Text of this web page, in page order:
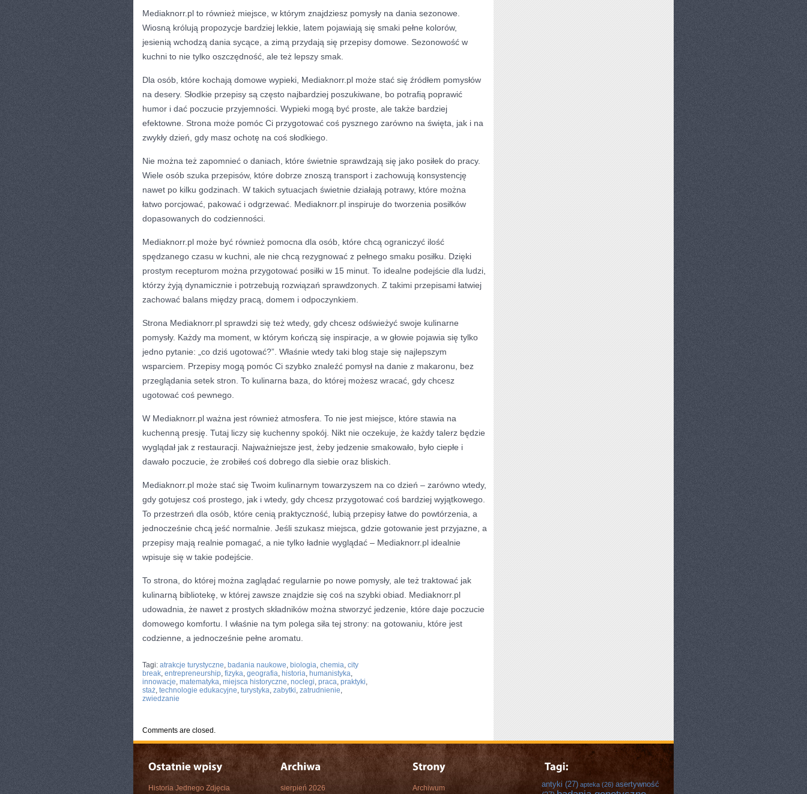
Mediaknorr.pl to również miejsce, w którym znajdziesz pomysły na dania sezonowe.
Wiosną królują propozycje bardziej lekkie, latem pojawiają się smaki pełne kolorów,
jesienią wchodzą dania sycące, a zimą przydają się przepisy domowe. Sezonowość w
kuchni to nie tylko oszczędność, ale też lepszy smak.
Dla osób, które kochają domowe wypieki, Mediaknorr.pl może stać się źródłem pomysłów
na desery. Słodkie przepisy są często najbardziej poszukiwane, bo potrafią poprawić
humor i dać poczucie przyjemności. Wypieki mogą być proste, ale także bardziej
efektowne. Strona może pomóc Ci przygotować coś pysznego zarówno na święta, jak i na
zwykły dzień, gdy masz ochotę na coś słodkiego.
Nie można też zapomnieć o daniach, które świetnie sprawdzają się jako posiłek do pracy.
Wiele osób szuka przepisów, które dobrze znoszą transport i zachowują konsystencję
nawet po kilku godzinach. W takich sytuacjach świetnie działają potrawy, które można
łatwo porcjować, pakować i odgrzewać. Mediaknorr.pl inspiruje do tworzenia posiłków
dopasowanych do codzienności.
Mediaknorr.pl może być również pomocna dla osób, które chcą ograniczyć ilość
spędzanego czasu w kuchni, ale nie chcą rezygnować z pełnego smaku posiłku. Dzięki
prostym recepturom można przygotować posiłki w 15 minut. To idealne podejście dla ludzi,
którzy żyją dynamicznie i potrzebują rozwiązań sprawdzonych. Z takimi przepisami łatwiej
zachować balans między pracą, domem i odpoczynkiem.
Strona Mediaknorr.pl sprawdzi się też wtedy, gdy chcesz odświeżyć swoje kulinarne
pomysły. Każdy ma moment, w którym kończą się inspiracje, a w głowie pojawia się tylko
jedno pytanie: „co dziś ugotować?”. Właśnie wtedy taki blog staje się najlepszym
wsparciem. Przepisy mogą pomóc Ci szybko znaleźć pomysł na danie z makaronu, bez
przeglądania setek stron. To kulinarna baza, do której możesz wracać, gdy chcesz
ugotować coś pewnego.
W Mediaknorr.pl ważna jest również atmosfera. To nie jest miejsce, które stawia na
kuchenną presję. Tutaj liczy się kuchenny spokój. Nikt nie oczekuje, że każdy talerz będzie
wyglądał jak z restauracji. Najważniejsze jest, żeby jedzenie smakowało, było ciepłe i
dawało poczucie, że zrobiłeś coś dobrego dla siebie oraz bliskich.
Mediaknorr.pl może stać się Twoim kulinarnym towarzyszem na co dzień – zarówno wtedy,
gdy gotujesz coś prostego, jak i wtedy, gdy chcesz przygotować coś bardziej wyjątkowego.
To przestrzeń dla osób, które cenią praktyczność, lubią przepisy łatwe do powtórzenia, a
jednocześnie chcą jeść normalnie. Jeśli szukasz miejsca, gdzie gotowanie jest przyjazne, a
przepisy mają realnie pomagać, a nie tylko ładnie wyglądać – Mediaknorr.pl idealnie
wpisuje się w takie podejście.
To strona, do której można zaglądać regularnie po nowe pomysły, ale też traktować jak
kulinarną bibliotekę, w której zawsze znajdzie się coś na szybki obiad. Mediaknorr.pl
udowadnia, że nawet z prostych składników można stworzyć jedzenie, które daje poczucie
domowego komfortu. I właśnie na tym polega siła tej strony: na gotowaniu, które jest
codzienne, a jednocześnie pełne aromatu.
Tagi: atrakcje turystyczne, badania naukowe, biologia, chemia, city
break, entrepreneurship, fizyka, geografia, historia, humanistyka,
innowacje, matematyka, miejsca historyczne, noclegi, praca, praktyki,
staż, technologie edukacyjne, turystyka, zabytki, zatrudnienie,
zwiedzanie
Comments are closed.
Historia Jednego Zdjęcia sierpień 2026 Archiwum antyki (27) apteka (26) asertywność